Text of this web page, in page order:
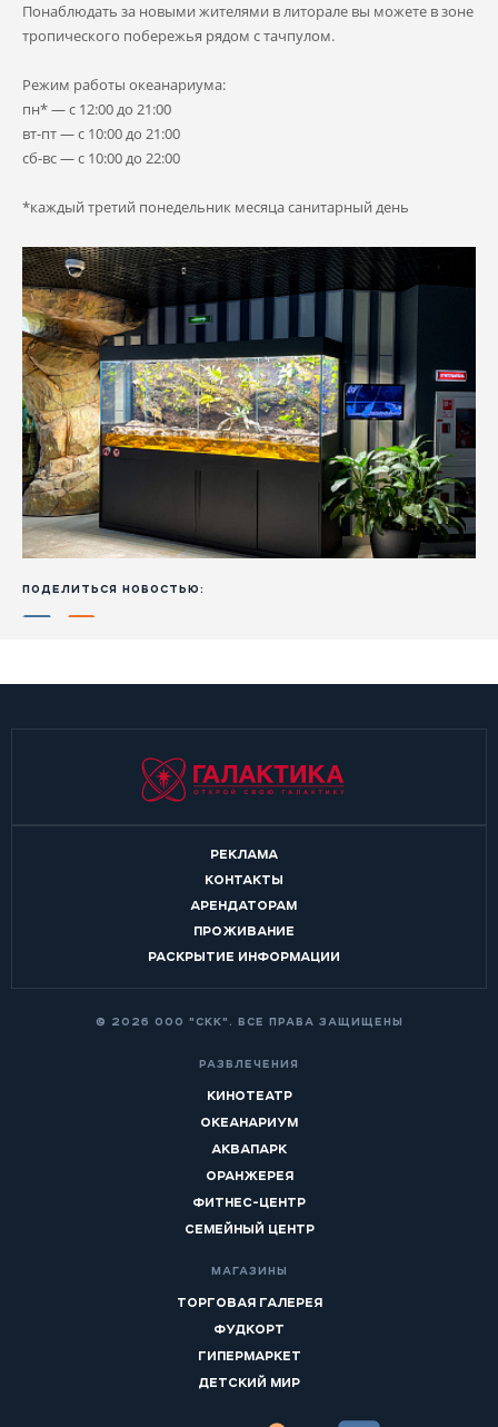
Понаблюдать за новыми жителями в литорале вы можете в зоне
тропического побережья рядом с тачпулом.
Режим работы океанариума:
пн* — с 12:00 до 21:00
вт-пт — с 10:00 до 21:00
сб-вс — с 10:00 до 22:00
*каждый третий понедельник месяца санитарный день
ПОДЕЛИТЬСЯ НОВОСТЬЮ:
РЕКЛАМА
КОНТАКТЫ
АРЕНДАТОРАМ
ПРОЖИВАНИЕ
РАСКРЫТИЕ ИНФОРМАЦИИ
© 2026 ООО "СКК". ВСЕ ПРАВА ЗАЩИЩЕНЫ
РАЗВЛЕЧЕНИЯ
КИНОТЕАТР
ОКЕАНАРИУМ
АКВАПАРК
ОРАНЖЕРЕЯ
ФИТНЕС-ЦЕНТР
СЕМЕЙНЫЙ ЦЕНТР
МАГАЗИНЫ
ТОРГОВАЯ ГАЛЕРЕЯ
ФУДКОРТ
ГИПЕРМАРКЕТ
ДЕТСКИЙ МИР